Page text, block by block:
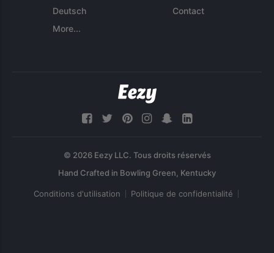
Deutsch
More...
Contact
© 2026 Eezy LLC. Tous droits réservés
Conditions d'utilisation Politique de confidentialité